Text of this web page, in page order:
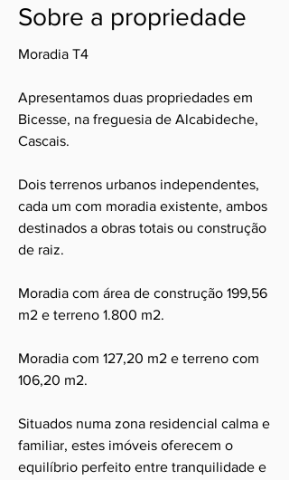
Sobre a propriedade
Moradia T4
Apresentamos duas propriedades em
Bicesse, na freguesia de Alcabideche,
Cascais.
Dois terrenos urbanos independentes,
cada um com moradia existente, ambos
destinados a obras totais ou construção
de raiz.
Moradia com área de construção 199,56
m2 e terreno 1.800 m2.
Moradia com 127,20 m2 e terreno com
106,20 m2.
Situados numa zona residencial calma e
familiar, estes imóveis oferecem o
equilíbrio perfeito entre tranquilidade e